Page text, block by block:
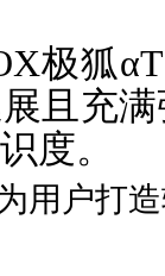
极狐
且充
度。